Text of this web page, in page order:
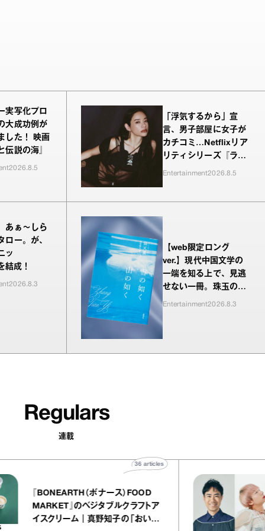
実写化プロ
大成功例が
した！ 映画
伝説の海』
2026.8.5
「浮気するから」宣
言、男子部屋に女子が
カチコミ…Netflixリア
リティシリーズ『ラヴ
上等』シーズン2、新
Entertainment2026.8.5
あぁ〜しら
ロー。が、
ッ
結成！
2026.8.3
【web限定ロング
ver.】現代中国文学の
一端を知る上で、見逃
せない一冊。珠玉の編
が並ぶ『雪の如く山の
Entertainment2026.8.3
Regulars
連載
『BONEARTH（ボナース）FOOD
MARKET』のベジタブルクラフトア
イスクリーム｜真野知子の「おいし
36